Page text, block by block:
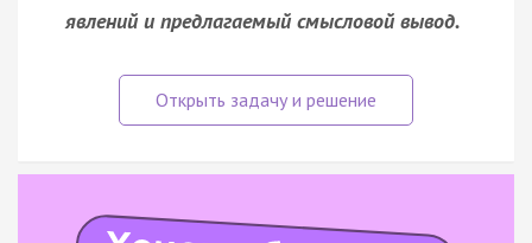
явлений и предлагаемый смысловой вывод.